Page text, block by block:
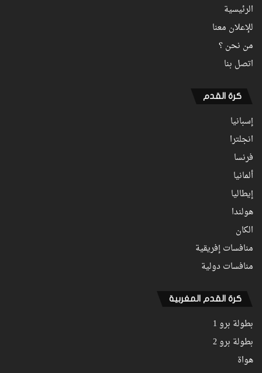
الرئيسية
للإعلان معنا
من نحن ؟
اتصل بنا
كرة القدم
إسبانيا
انجلترا
فرنسا
ألمانيا
إيطاليا
هولندا
الكان
منافسات إفريقية
منافسات دولية
كرة القدم المغربية
بطولة برو 1
بطولة برو 2
هواة